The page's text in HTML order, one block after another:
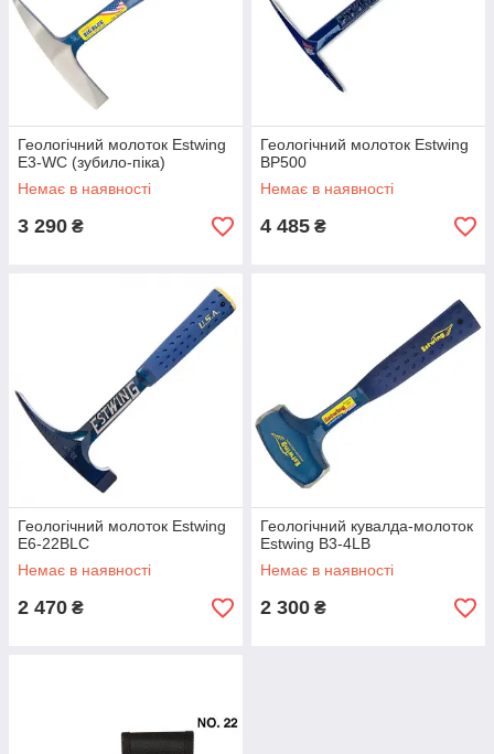
Геологічний молоток Estwing
E3-WC (зубило-піка)
Немає в наявності
3 290 ₴
Геологічний молоток Estwing
BP500
Немає в наявності
4 485 ₴
Геологічний молоток Estwing
E6-22BLC
Немає в наявності
2 470 ₴
Геологічний кувалда-молоток
Estwing B3-4LB
Немає в наявності
2 300 ₴